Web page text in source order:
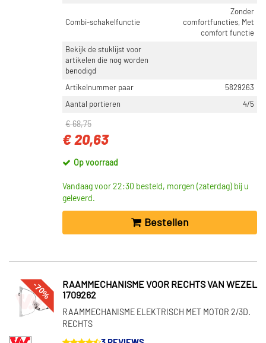
Combi-schakelfunctie
Zonder
comfortfuncties, Met
comfort functie
Bekijk de stuklijst voor
artikelen die nog worden
benodigd
Artikelnummer paar
5829263
Aantal portieren
4/5
€ 68,75
€ 20,63
Op voorraad
Vandaag voor 22:30 besteld, morgen (zaterdag) bij u
geleverd.
Bestellen
-70%
RAAMMECHANISME VOOR RECHTS VAN WEZEL
1709262
RAAMMECHANISME ELEKTRISCH MET MOTOR 2/3D.
RECHTS